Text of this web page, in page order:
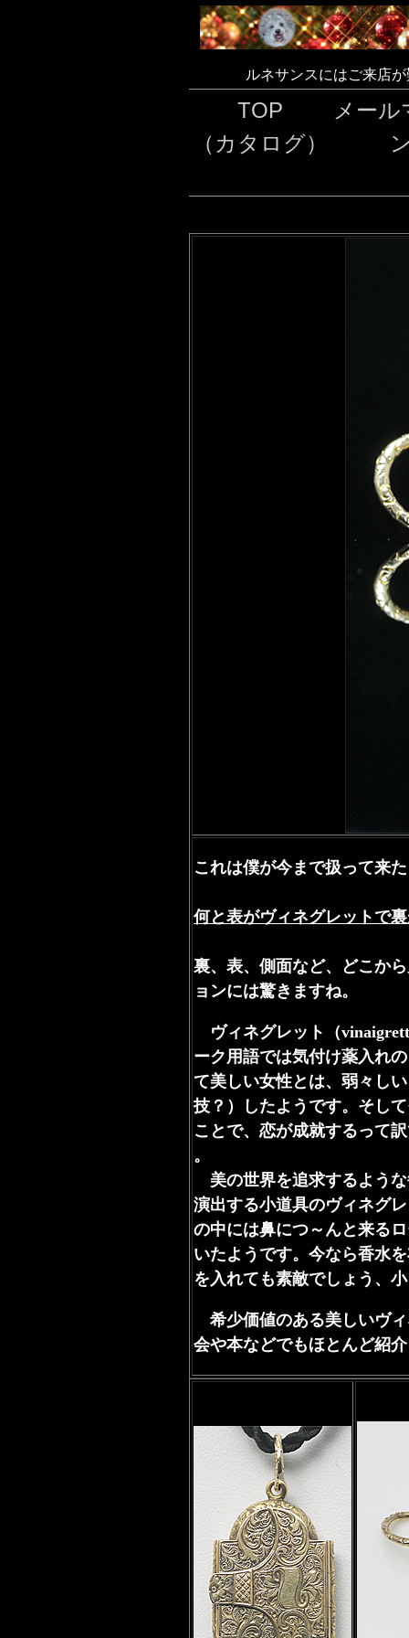
ルネサンスにはご来店
TOP
（カタログ）
メール
これは僕が今まで扱って来
何と表がヴィネグレットで
裏、表、側面など、どこか
ョンには驚きますね。
ヴィネグレット（
ーク用語では気付け薬入れ
て美しい女性とは、弱々し
技？）したようです。そし
ことで、恋が成就するって
。
美の世界を追求するよう
演出する小道具のヴィネグ
の中には鼻につ～んと来る
いたようです。今なら香水
を入れても素敵でしょう、
希少価値のある美しいヴ
会や本などでもほとんど紹